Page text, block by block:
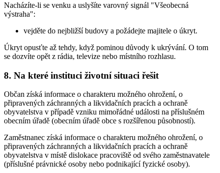
Nacházíte-li se venku a uslyšíte varovný signál "Všeobecná
výstraha":
vejděte do nejbližší budovy a požádejte majitele o úkryt.
Úkryt opusťte až tehdy, když pominou důvody k ukrývání. O tom
se dozvíte opět z rádia, televize nebo místního rozhlasu.
8. Na které instituci životní situaci řešit
Občan získá informace o charakteru možného ohrožení, o
připravených záchranných a likvidačních pracích a ochraně
obyvatelstva v případě vzniku mimořádné události na příslušném
obecním úřadě (obecním úřadě obce s rozšířenou působností).
Zaměstnanec získá informace o charakteru možného ohrožení, o
připravených záchranných a likvidačních pracích a ochraně
obyvatelstva v místě dislokace pracoviště od svého zaměstnavatele
(příslušné právnické osoby nebo podnikající fyzické osoby).